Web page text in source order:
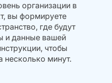
организации в
вы формируете
где будут
и данные вашей
чтобы
несколько минут.